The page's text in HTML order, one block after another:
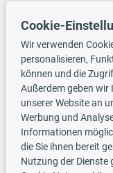
Vorauskasse
Versandarten
Cookie-
Wir verwenden
personalisieren,
können und die
Außerdem geben
unserer Website an
Werbung und
Informationen
die Sie ihnen bereit
Nutzung der Dienste